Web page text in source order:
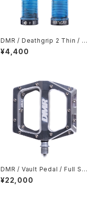
DMR / Deathgrip 2 Thin / Bl
ue Marble
¥4,400
DMR / Vault Pedal / Full Sil
ver
¥22,000